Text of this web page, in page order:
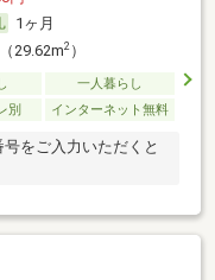
1ヶ月
29.62m2）
一人暮らし
別 インターネット無料
をご入力いただくと